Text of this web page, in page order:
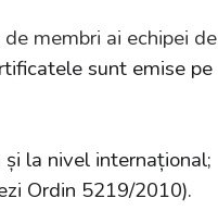
membri ai echipei de
sunt emise pe
la nivel internațional;
Ordin 5219/2010).